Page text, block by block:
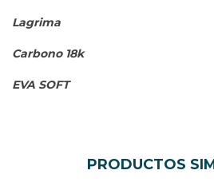
Lagrima
Carbono 18k
EVA SOFT
PRODUCTOS